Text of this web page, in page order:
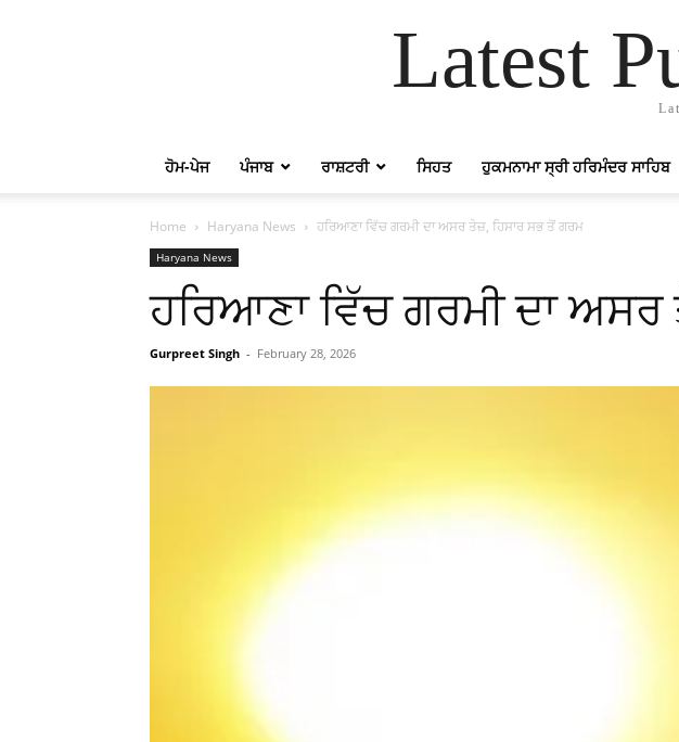
Latest
ਹੋਮ-ਪੇਜ ਪੰਜਾਬ ਰਾਸ਼ਟਰੀ ਸਿਹਤ ਹੁਕਮਨਾਮਾ ਸ੍ਰੀ ਹਰਿਮੰਦਰ ਸਾਹਿਬ
Home Haryana News ਹਰਿਆਣਾ ਵਿੱਚ ਗਰਮੀ ਦਾ ਅਸਰ ਤੇਜ਼, ਹਿਸਾਰ ਸਭ ਤੋਂ ਗਰਮ
Haryana News
ਹਰਿਆਣਾ ਵਿੱਚ ਗਰਮੀ ਦਾ ਅਸਰ
Gurpreet Singh - February 28, 2026